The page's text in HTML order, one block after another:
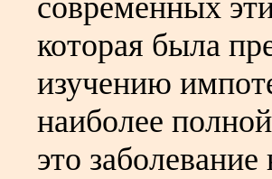
современных
которая была
изучению
наиболее
это